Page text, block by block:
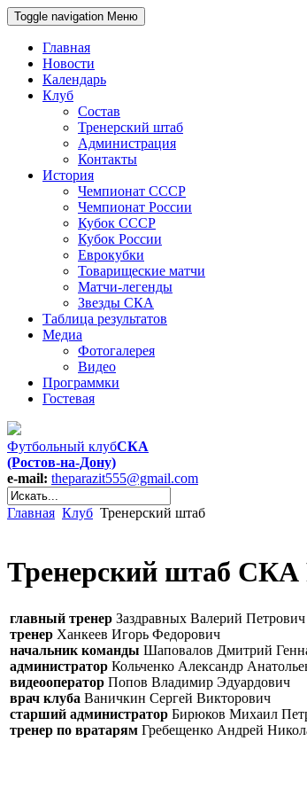
Toggle navigation Меню
Главная
Новости
Календарь
Клуб
Состав
Тренерский штаб
Администрация
Контакты
История
Чемпионат СССР
Чемпионат России
Кубок СССР
Кубок России
Еврокубки
Товарищеские матчи
Матчи-легенды
Звезды СКА
Таблица результатов
Медиа
Фотогалерея
Видео
Программки
Гостевая
Футбольный клубСКА
(Ростов-на-Дону)
e-mail: theparazit555@gmail.com
Главная Клуб Тренерский штаб
Тренерский штаб СКА
главный тренер Заздравных Валерий Петрович
тренер Ханкеев Игорь Федорович
начальник команды Шаповалов Дмитрий
администратор Кольченко Александр
видеооператор Попов Владимир Эдуардович
врач клуба Ваничкин Сергей Викторович
старший администратор Бирюков Михаил
тренер по вратарям Гребещенко Андрей